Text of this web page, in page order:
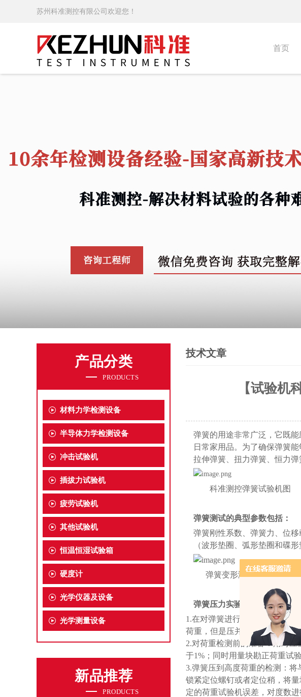
苏州科准测控有限公司欢迎您！
首页
产品分类
PRODUCTS
材料力学检测设备
半导体力学检测设备
冲击试验机
插拔力试验机
疲劳试验机
其他试验机
恒温恒湿试验箱
硬度计
光学仪器及设备
光学测量设备
新品推荐
PRODUCTS
技术文章
【试验机
弹簧的用途非常广泛，它既
日常家用品。为了确保弹簧
拉伸弹簧、扭力弹簧、恒力
科准测控弹簧试验机图
弹簧测试的典型参数包括 ：
弹簧刚性系数、弹簧力、位
（波形垫圈、弧形垫圈和碟形
弹簧变形测试图
弹簧压力实验步骤：
1.在对弹簧进行正式的检测之
荷重，但是压并力
最大不能超
2.对荷重检测前的准备：用对
于1%；同时用量块勘正荷重试
3.弹簧压到高度荷重的检测：
锁紧定位螺钉或者定位稍，将
定的荷重试验机误差，对度数进